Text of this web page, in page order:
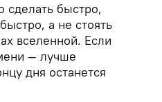
сделать быстро,
а не стоять
вселенной. Если
— лучше
дня останется